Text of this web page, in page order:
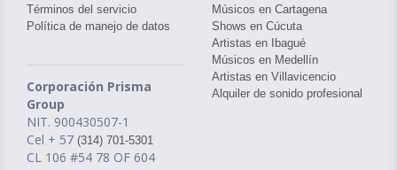
Términos del servicio
Política de manejo de datos
Corporación Prisma
Group
NIT. 900430507-1
Cel + 57 (314) 701-5301
CL 106 #54 78 OF 604
Músicos en Cartagena
Shows en Cúcuta
Artistas en Ibagué
Músicos en Medellín
Artistas en Villavicencio
Alquiler de sonido profesional